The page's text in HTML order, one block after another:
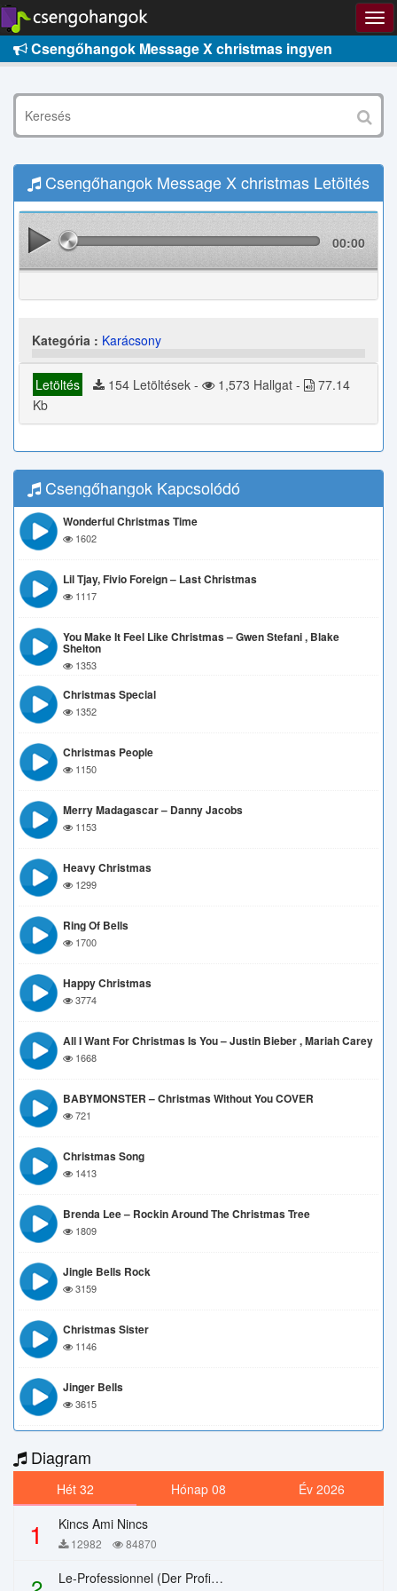
Csengőhangok Message X christmas ingyen
Csengőhangok Message X christmas Letöltés
00:00
Kategória : Karácsony
Letöltés 154 Letöltések - 1,573 Hallgat -
77.14
Kb
Csengőhangok Kapcsolódó
Wonderful Christmas Time
1602
Lil Tjay, Fivio Foreign – Last Christmas
1117
You Make It Feel Like Christmas – Gwen Stefani , Blake
Shelton
1353
Christmas Special
1352
Christmas People
1150
Merry Madagascar – Danny Jacobs
1153
Heavy Christmas
1299
Ring Of Bells
1700
Happy Christmas
3774
All I Want For Christmas Is You – Justin Bieber , Mariah Carey
1668
BABYMONSTER – Christmas Without You COVER
721
Christmas Song
1413
Brenda Lee – Rockin Around The Christmas Tree
1809
Jingle Bells Rock
3159
Christmas Sister
1146
Jinger Bells
3615
Diagram
Hét 32 Hónap 08 Év 2026
1 Kincs Ami Nincs
12982 84870
Le-Professionnel (Der Profi) – Chi Mai